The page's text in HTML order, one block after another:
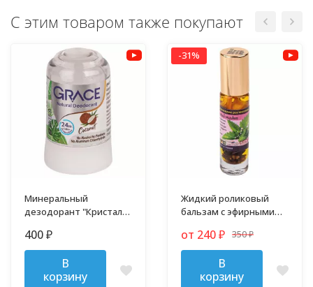
С этим товаром также покупают
Минеральный
дезодорант "Кристалл"
400 ₽
В
корзину
-31%
Жидкий роликовый
бальзам с эфирными
от 240 ₽ 350₽
В
корзину